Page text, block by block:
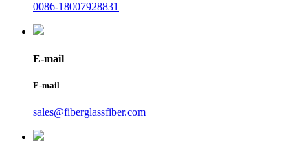
0086-18007928831
E-mail
E-mail
sales@fiberglassfiber.com